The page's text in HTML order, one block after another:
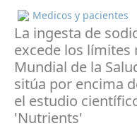
Medicos y pacientes
La ingesta de
excede los
Mundial de la
sitúa por encima
el estudio
'Nutrients'